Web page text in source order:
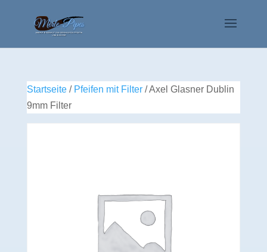
Startseite/ Pfeifen mit Filter/ Axel Glasner Dublin
9mm Filter